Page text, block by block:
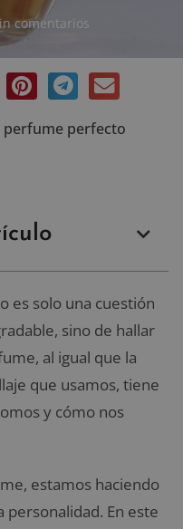
comentarios
perfume perfecto
es solo una cuestión
sino de hallar
al igual que la
que usamos, tiene
y cómo nos
estamos haciendo
En este